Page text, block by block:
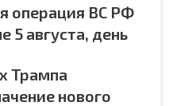
операция ВС РФ
5 августа, день
Трампа
нового